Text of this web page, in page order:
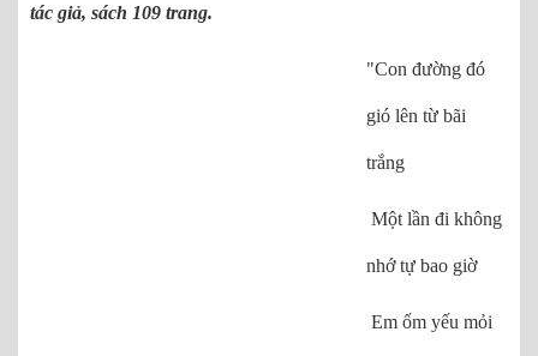
tác giả, sách 109 trang.
"Con đường đó
gió lên từ bãi
trắng
Một lần đi không
nhớ tự bao giờ
Em ốm yếu mỏi